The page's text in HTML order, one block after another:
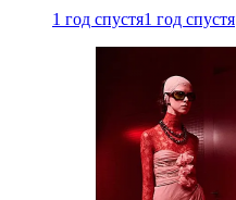
1 год спустя1 год спустя